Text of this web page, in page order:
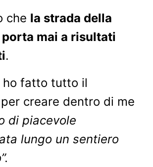
che la strada della
mai a risultati
.
ho fatto tutto il
creare dentro di me
di piacevole
lungo un sentiero